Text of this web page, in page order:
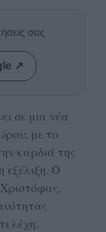
σας
↗
σε μια νέα
με το
καρδιά της
εξέλιξη. Ο